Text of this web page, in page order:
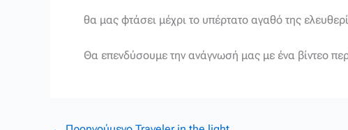
θα μας φτάσει μέχρι το υπέρτατο αγαθό της
Θα επενδύσουμε την ανάγνωσή μας με ένα βίντεο